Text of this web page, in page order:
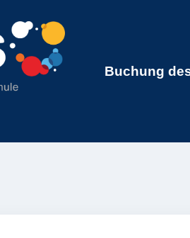
Buchung